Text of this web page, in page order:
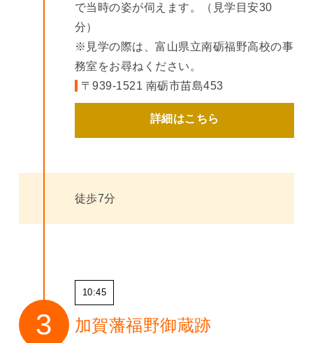
で当時の姿が伺えます。（見学目安30
分）
※見学の際は、富山県立南砺福野高校の事
務室をお尋ねください。
〒939-1521 南砺市苗島453
詳細はこちら
徒歩7分
10:45
加賀藩福野御蔵跡